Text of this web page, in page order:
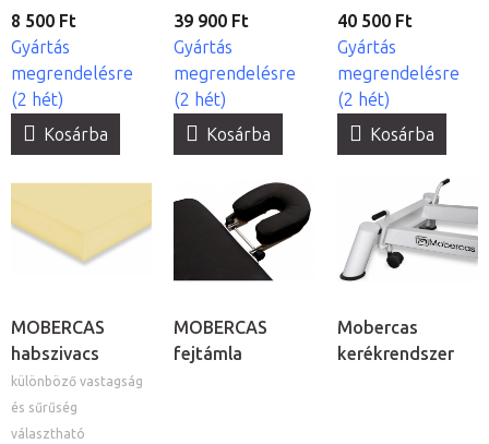
8 500 Ft
Gyártás
megrendelésre
(2 hét)
Kosárba
39 900 Ft
Gyártás
megrendelésre
(2 hét)
Kosárba
40 500 Ft
Gyártás
megrendelésre
(2 hét)
Kosárba
MOBERCAS
habszivacs
különböző vastagság
és sűrűség
választható
MOBERCAS
fejtámla
Mobercas
kerékrendszer